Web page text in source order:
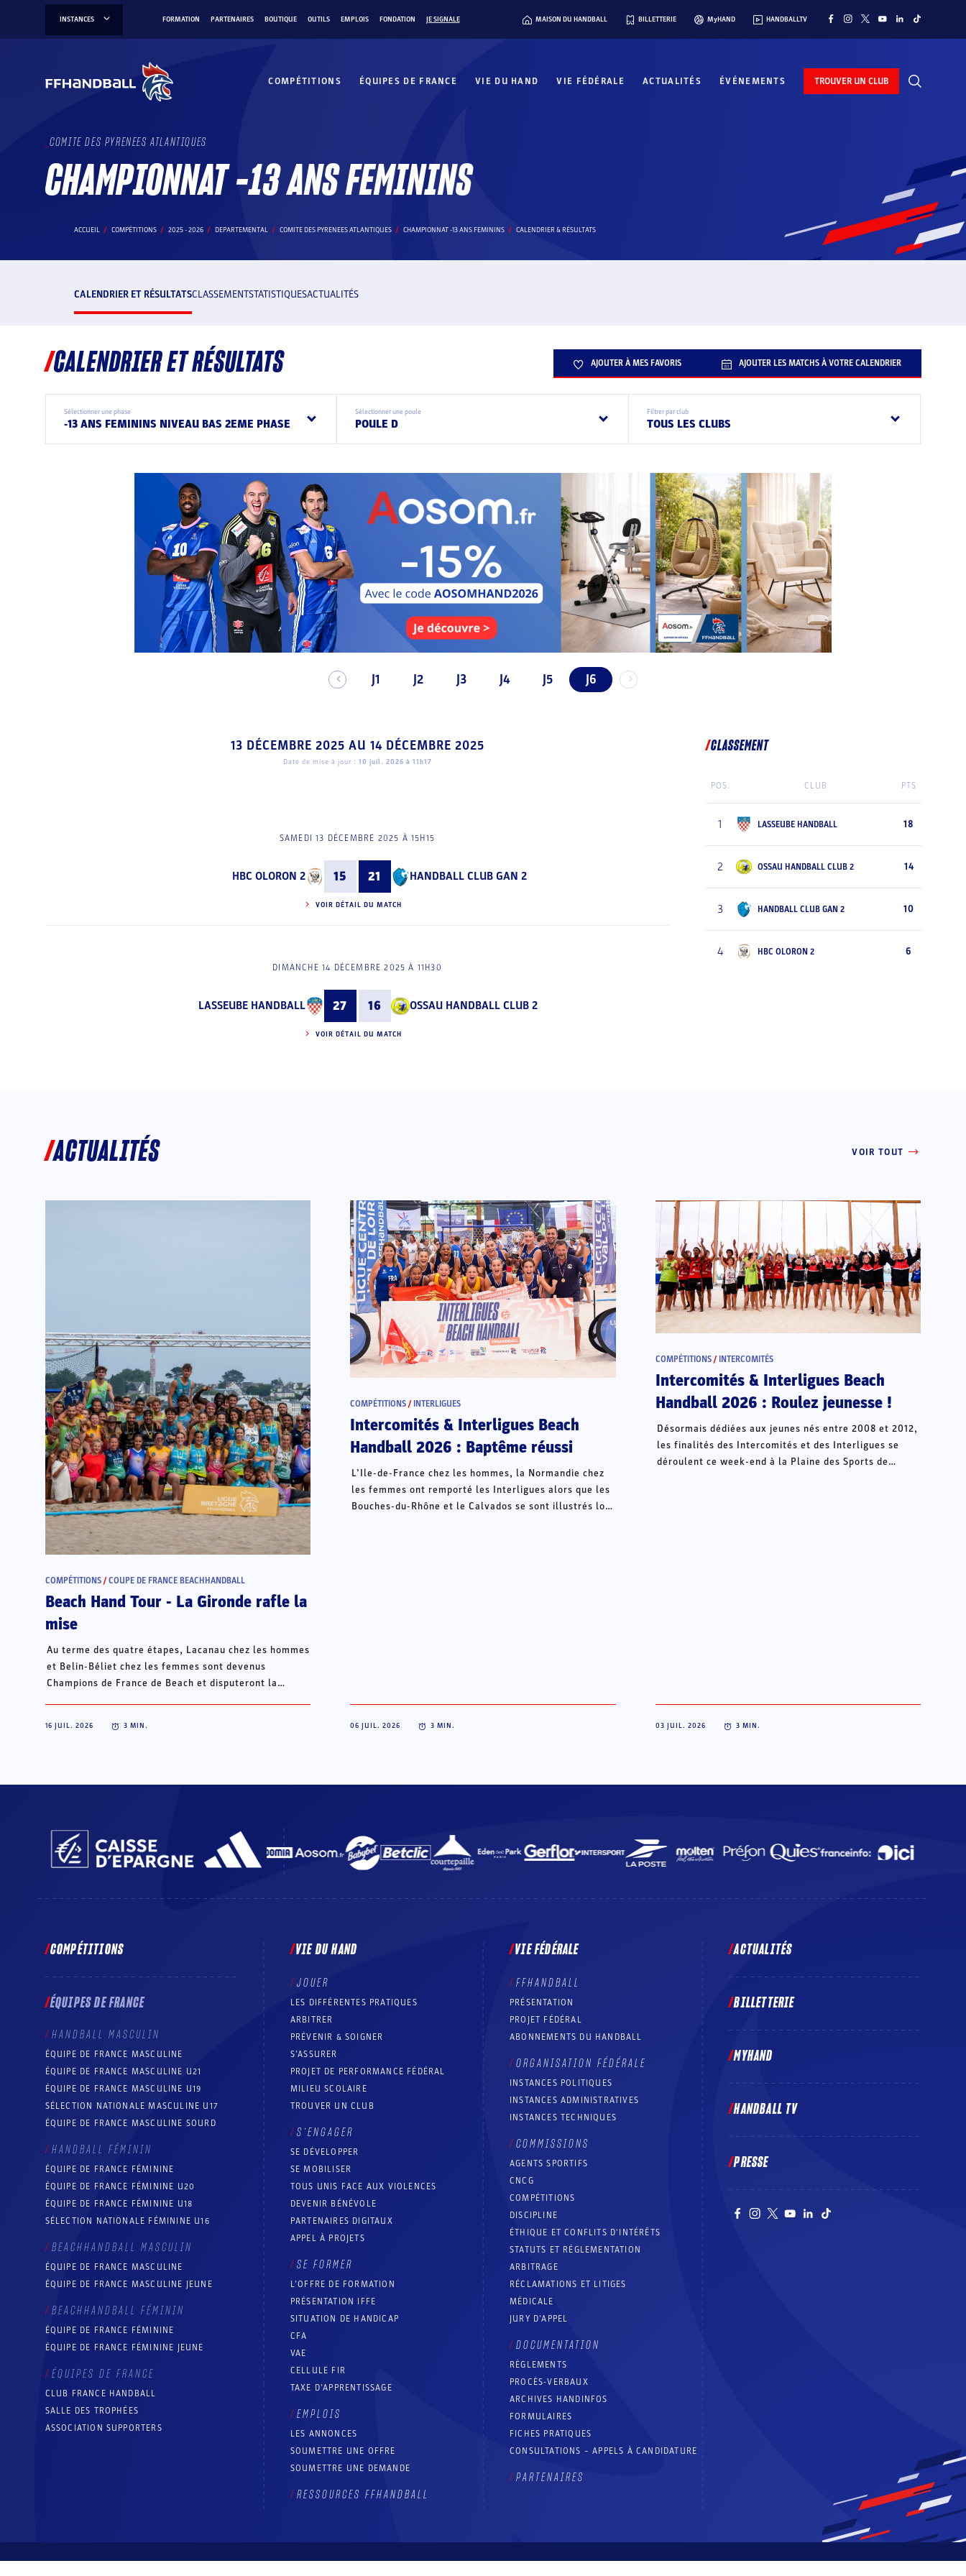
INSTANCES FORMATION PARTENAIRES BOUTIQUE OUTILS EMPLOIS FONDATION JE SIGNALE MAISON DU HANDBALL BILLETTERIE MyHAND HANDBALLTV
COMPÉTITIONS ÉQUIPES DE FRANCE VIE DU HAND VIE FÉDÉRALE ACTUALITÉS ÉVÉNEMENTS TROUVER UN CLUB
COMITE DES PYRENEES ATLANTIQUES
CHAMPIONNAT -13 ANS FEMININS
ACCUEIL COMPÉTITIONS 2025 - 2026 DEPARTEMENTAL COMITE DES PYRENEES ATLANTIQUES CHAMPIONNAT -13 ANS FEMININS CALENDRIER & RÉSULTATS
CALENDRIER ET RÉSULTATSCLASSEMENTSTATISTIQUESACTUALITÉS
CALENDRIER ET RÉSULTATS AJOUTER À MES FAVORIS AJOUTER LES MATCHS À VOTRE CALENDRIER
Sélectionner une phase
-13 ANS FEMININS NIVEAU BAS 2EME PHASE
Sélectionner une poule
POULE D
Filtrer par club
TOUS LES CLUBS
J1 J2 J3 J4 J5 J6
13 DÉCEMBRE 2025 AU 14 DÉCEMBRE 2025
Date de mise à jour : 10 juil. 2026 à 11h17
SAMEDI 13 DÉCEMBRE 2025 À 15H15
HBC OLORON 2 15 21 HANDBALL CLUB GAN 2
VOIR DÉTAIL DU MATCH
DIMANCHE 14 DÉCEMBRE 2025 À 11H30
LASSEUBE HANDBALL 27 16 OSSAU HANDBALL CLUB 2
VOIR DÉTAIL DU MATCH
CLASSEMENT
POS. CLUB PTS
1 LASSEUBE HANDBALL 18
2 OSSAU HANDBALL CLUB 2 14
3 HANDBALL CLUB GAN 2 10
4 HBC OLORON 2 6
ACTUALITÉS VOIR TOUT
COMPÉTITIONS /COUPE DE FRANCE BEACHHANDBALL
Beach Hand Tour - La Gironde rafle la
mise
Au terme des quatre étapes, Lacanau chez les hommes
et Belin-Béliet chez les femmes sont devenus
Champions de France de Beach et disputeront la
16 JUIL. 2026 3 MIN.
COMPÉTITIONS / INTERLIGUES
Intercomités & Interligues Beach
Handball 2026 : Baptême réussi
L’Ile-de-France chez les hommes, la Normandie chez
les femmes ont remporté les Interligues alors que les
Bouches-du-Rhône et le Calvados se sont illustrés lors
06 JUIL. 2026 3 MIN.
COMPÉTITIONS / INTERCOMITÉS
Intercomités & Interligues Beach
Handball 2026 : Roulez jeunesse !
Désormais dédiées aux jeunes nés entre 2008 et 2012,
les finalités des Intercomités et des Interligues se
déroulent ce week-end à la Plaine des Sports de
03 JUIL. 2026 3 MIN.
COMPÉTITIONS
ÉQUIPES DE FRANCE
HANDBALL MASCULIN
ÉQUIPE DE FRANCE MASCULINE
ÉQUIPE DE FRANCE MASCULINE U21
ÉQUIPE DE FRANCE MASCULINE U19
SÉLECTION NATIONALE MASCULINE U17
ÉQUIPE DE FRANCE MASCULINE SOURD
HANDBALL FÉMININ
ÉQUIPE DE FRANCE FÉMININE
ÉQUIPE DE FRANCE FÉMININE U20
ÉQUIPE DE FRANCE FÉMININE U18
SÉLECTION NATIONALE FÉMININE U16
BEACHHANDBALL MASCULIN
ÉQUIPE DE FRANCE MASCULINE
ÉQUIPE DE FRANCE MASCULINE JEUNE
BEACHHANDBALL FÉMININ
ÉQUIPE DE FRANCE FÉMININE
ÉQUIPE DE FRANCE FÉMININE JEUNE
ÉQUIPES DE FRANCE
CLUB FRANCE HANDBALL
SALLE DES TROPHÉES
ASSOCIATION SUPPORTERS
VIE DU HAND
JOUER
LES DIFFÉRENTES PRATIQUES
ARBITRER
PRÉVENIR & SOIGNER
S’ASSURER
PROJET DE PERFORMANCE FÉDÉRAL
MILIEU SCOLAIRE
TROUVER UN CLUB
S’ENGAGER
SE DÉVELOPPER
SE MOBILISER
TOUS UNIS FACE AUX VIOLENCES
DEVENIR BÉNÉVOLE
PARTENAIRES DIGITAUX
APPEL À PROJETS
SE FORMER
L’OFFRE DE FORMATION
PRÉSENTATION IFFE
SITUATION DE HANDICAP
CFA
VAE
CELLULE FIR
TAXE D’APPRENTISSAGE
EMPLOIS
LES ANNONCES
SOUMETTRE UNE OFFRE
SOUMETTRE UNE DEMANDE
RESSOURCES FFHANDBALL
VIE FÉDÉRALE
FFHANDBALL
PRÉSENTATION
PROJET FÉDÉRAL
ABONNEMENTS DU HANDBALL
ORGANISATION FÉDÉRALE
INSTANCES POLITIQUES
INSTANCES ADMINISTRATIVES
INSTANCES TECHNIQUES
COMMISSIONS
AGENTS SPORTIFS
CNCG
COMPÉTITIONS
DISCIPLINE
ÉTHIQUE ET CONFLITS D'INTÉRÊTS
STATUTS ET RÉGLEMENTATION
ARBITRAGE
RÉCLAMATIONS ET LITIGES
MÉDICALE
JURY D’APPEL
DOCUMENTATION
RÈGLEMENTS
PROCÈS-VERBAUX
ARCHIVES HANDINFOS
FORMULAIRES
FICHES PRATIQUES
CONSULTATIONS – APPELS À CANDIDATURE
PARTENAIRES
ACTUALITÉS
BILLETTERIE
MYHAND
HANDBALL TV
PRESSE